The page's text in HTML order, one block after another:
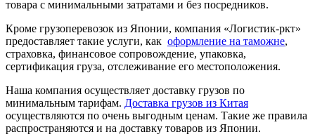
товара с минимальными затратами и без посредников.
Кроме грузоперевозок из Японии, компания «Логистик-ркт»
предоставляет такие услуги, как оформление на таможне,
страховка, финансовое сопровождение, упаковка,
сертификация груза, отслеживание его местоположения.
Наша компания осуществляет доставку грузов по
минимальным тарифам. Доставка грузов из Китая
осуществляются по очень выгодным ценам. Такие же правила
распространяются и на доставку товаров из Японии.